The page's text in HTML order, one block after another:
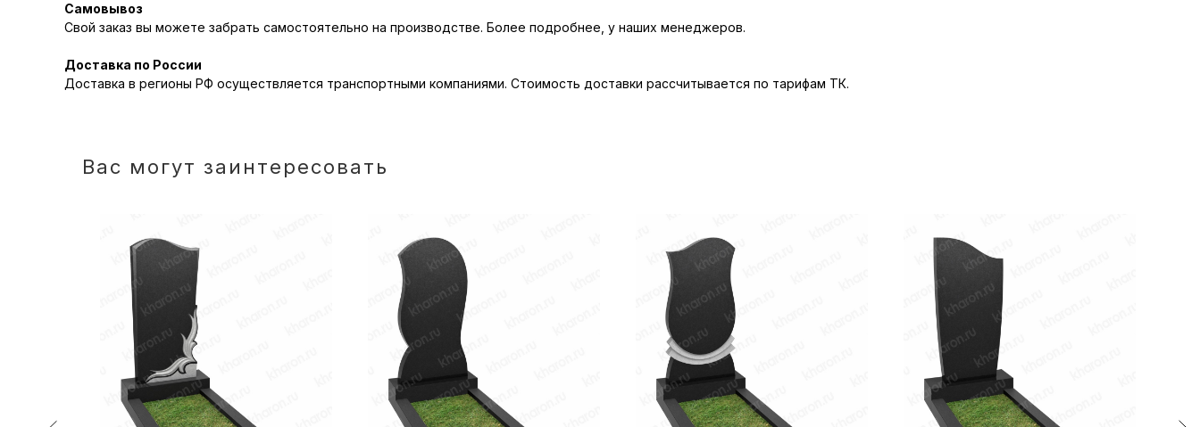
Самовывоз
Свой заказ вы можете забрать самостоятельно на производстве. Более подробнее, у наших менеджеров.
Доставка по России
Доставка в регионы РФ осуществляется транспортными компаниями. Стоимость доставки рассчитывается по тарифам ТК.
Вас могут заинтересовать